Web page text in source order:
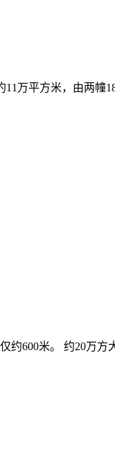
万平方米，由两
600米。 约20万